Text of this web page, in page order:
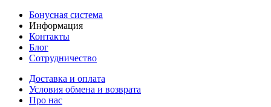
Бонусная система
Информация
Контакты
Блог
Сотрудничество
Доставка и оплата
Условия обмена и возврата
Про нас